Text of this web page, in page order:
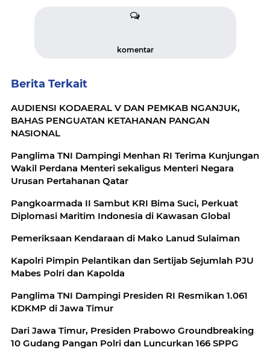
komentar
Berita Terkait
AUDIENSI KODAERAL V DAN PEMKAB NGANJUK,
BAHAS PENGUATAN KETAHANAN PANGAN
NASIONAL
Panglima TNI Dampingi Menhan RI Terima Kunjungan
Wakil Perdana Menteri sekaligus Menteri Negara
Urusan Pertahanan Qatar
Pangkoarmada II Sambut KRI Bima Suci, Perkuat
Diplomasi Maritim Indonesia di Kawasan Global
Pemeriksaan Kendaraan di Mako Lanud Sulaiman
Kapolri Pimpin Pelantikan dan Sertijab Sejumlah PJU
Mabes Polri dan Kapolda
Panglima TNI Dampingi Presiden RI Resmikan 1.061
KDKMP di Jawa Timur
Dari Jawa Timur, Presiden Prabowo Groundbreaking
10 Gudang Pangan Polri dan Luncurkan 166 SPPG